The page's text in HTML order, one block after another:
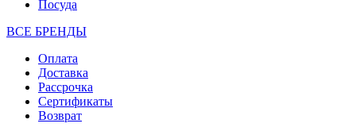
Посуда
ВСЕ БРЕНДЫ
Оплата
Доставка
Рассрочка
Сертификаты
Возврат